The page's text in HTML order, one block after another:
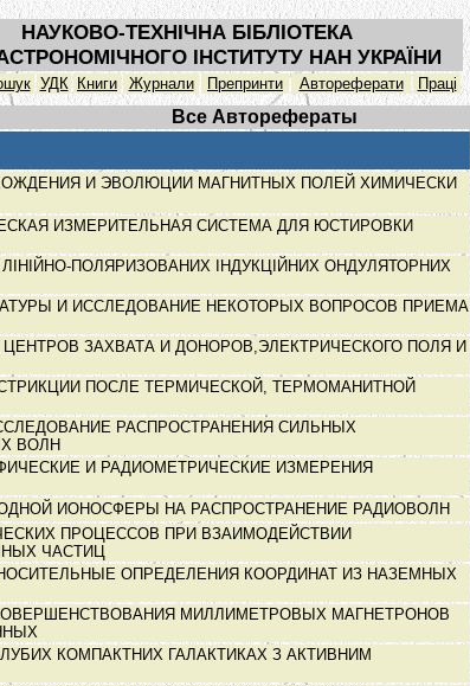
НАУКОВО-ТЕХНІЧНА БІБЛІОТЕКА
ІНСТИТУТУ НАН УКРАЇНИ
УДК Книги Журнали Препринти Автореферати Праці
Все Авторефераты
И ЭВОЛЮЦИИ МАГНИТНЫХ ПОЛЕЙ ХИМИЧЕСКИ
ИЗМЕРИТЕЛЬНАЯ СИСТЕМА ДЛЯ ЮСТИРОВКИ
ПОЛЯРИЗОВАНИХ ІНДУКЦІЙНИХ ОНДУЛЯТОРНИХ
И ИССЛЕДОВАНИЕ НЕКОТОРЫХ ВОПРОСОВ ПРИЕМА
ЗАХВАТА И ДОНОРОВ,ЭЛЕКТРИЧЕСКОГО ПОЛЯ И
ПОСЛЕ ТЕРМИЧЕСКОЙ, ТЕРМОМАНИТНОЙ
РАСПРОСТРАНЕНИЯ СИЛЬНЫХ
ВОЛН
И РАДИОМЕТРИЧЕСКИЕ ИЗМЕРЕНИЯ
ИОНОСФЕРЫ НА РАСПРОСТРАНЕНИЕ РАДИОВОЛН
ПРОЦЕССОВ ПРИ ВЗАИМОДЕЙСТВИИ
ЧАСТИЦ
ОПРЕДЕЛЕНИЯ КООРДИНАТ ИЗ НАЗЕМНЫХ
МИЛЛИМЕТРОВЫХ МАГНЕТРОНОВ
КОМПАКТНИХ ГАЛАКТИКАХ З АКТИВНИМ